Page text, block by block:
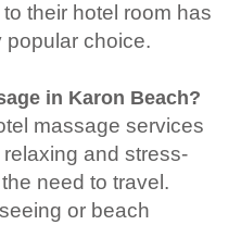
their hotel room has
popular choice.
in Karon Beach?
massage services
and stress-
need to travel.
or beach